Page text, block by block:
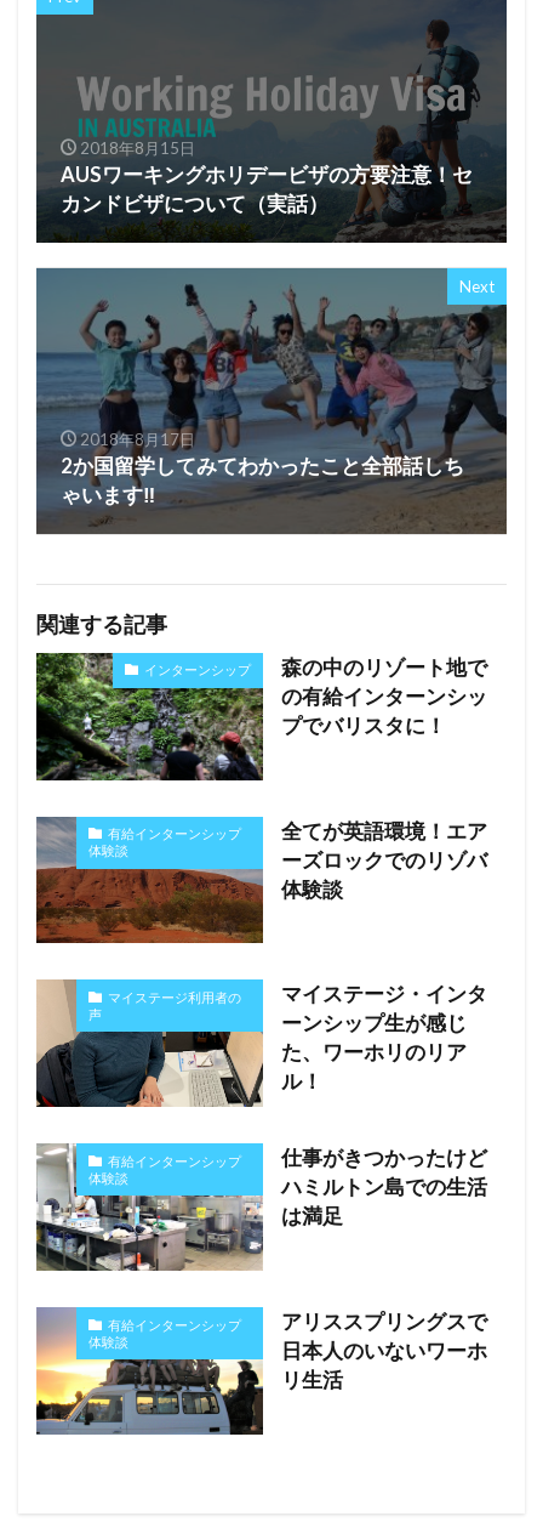
2018年8月15日
AUSワーキングホリデービザの方要注意！セ
カンドビザについて（実話）
Next
2018年8月17日
2か国留学してみてわかったこと全部話しち
ゃいます‼
関連する記事
インターンシップ
森の中のリゾート地で
の有給インターンシッ
プでバリスタに！
有給インターンシップ
体験談
全てが英語環境！エア
ーズロックでのリゾバ
体験談
マイステージ利用者の
声
マイステージ・インタ
ーンシップ生が感じ
た、ワーホリのリア
ル！
有給インターンシップ
体験談
仕事がきつかったけど
ハミルトン島での生活
は満足
有給インターンシップ
体験談
アリススプリングスで
日本人のいないワーホ
リ生活